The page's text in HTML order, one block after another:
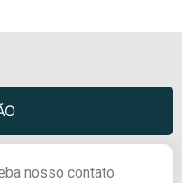
nosso contato